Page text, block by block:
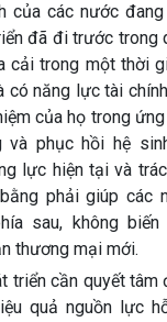
của các nước
đã đi trước trong
cải trong một thời
có năng lực tài
của họ trong
và phục hồi hệ
lực hiện tại và
phải giúp các
sau, không
thương mại mới.
triển cần quyết
quả nguồn lực